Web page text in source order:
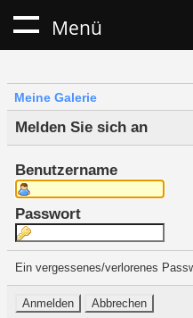
Menü
Meine Galerie
Melden Sie sich an
Benutzername
Passwort
Ein vergessenes/verlorenes